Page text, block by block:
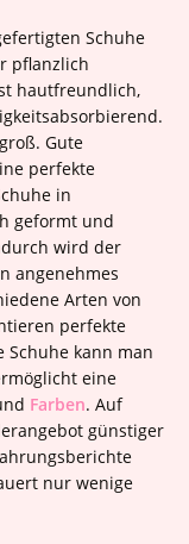
Schuhe
pflanzlich
hautfreundlich,
Gute
perfekte
in
geformt und
wird der
angenehmes
Arten von
perfekte
Schuhe kann man
eine
Farben. Auf
günstiger
nur wenige